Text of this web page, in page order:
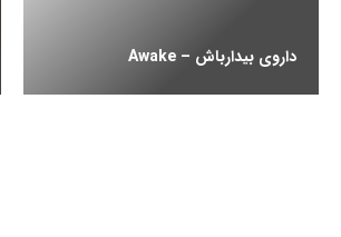
داروی بیدارباش – Awake